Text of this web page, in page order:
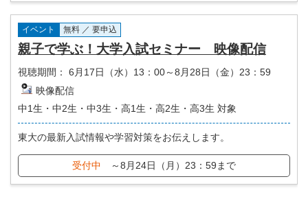
イベント 無料 ／ 要申込
親子で学ぶ！大学入試セミナー 映像配信
視聴期間：
6月17日（水）13：00～8月28日（金）23：59
映像配信
中1生・中2生・中3生・高1生・高2生・高3生 対象
東大の最新入試情報や学習対策をお伝えします。
受付中 ～8月24日（月）23：59まで